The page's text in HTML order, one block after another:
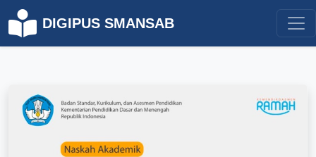
DIGIPUS SMANSAB